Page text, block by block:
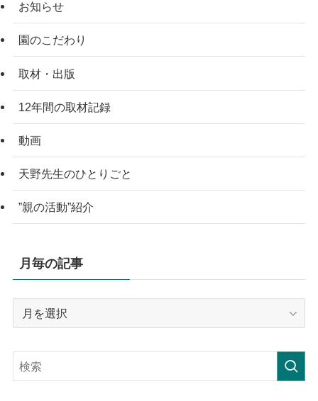
お知らせ
園のこだわり
取材・出版
12年間の取材記録
動画
天野先生のひとりごと
”親の活動”紹介
月毎の記事
記